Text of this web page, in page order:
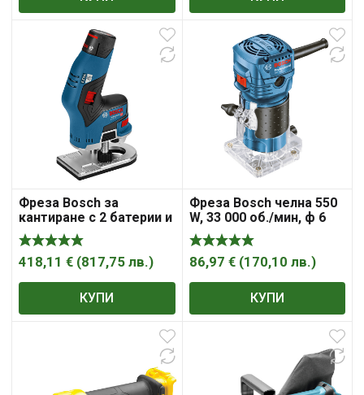
Фреза Bosch за
кантиране с 2 батерии и
зарядно, 13 000 об./мин,
ф 6-8 мм, GKF 12V-8
418,11 € (817,75 лв.)
КУПИ
Фреза Bosch челна 550
W, 33 000 об./мин, ф 6
мм, GKF 550
86,97 € (170,10 лв.)
КУПИ